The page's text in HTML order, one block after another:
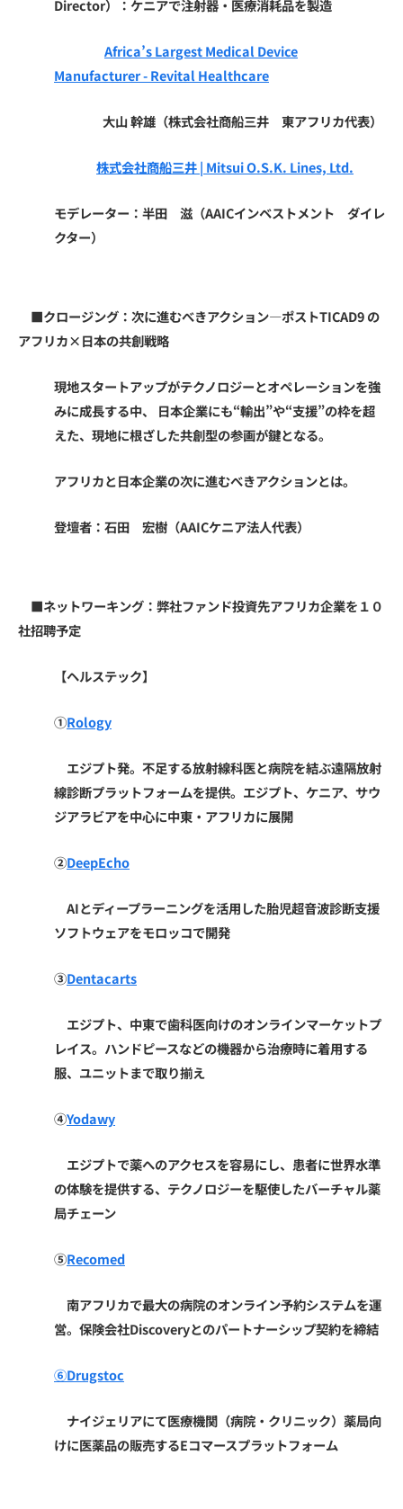
Director） ：ケニアで注射器・医療消耗品を製造
Africa’s Largest Medical Device
Manufacturer - Revital Healthcare
大山 幹雄（株式会社商船三井 東アフリカ代表）
株式会社商船三井 | Mitsui O.S.K. Lines, Ltd.
モデレーター：半田 滋（AAICインベストメント ダイレ
クター）
■クロージング：次に進むべきアクション—ポストTICAD9 の
アフリカ×日本の共創戦略
現地スタートアップがテクノロジーとオペレーションを強
みに成長する中、 日本企業にも“輸出”や“支援”の枠を超
えた、現地に根ざした共創型の参画が鍵となる。
アフリカと日本企業の次に進むべきアクションとは。
登壇者：石田 宏樹（AAICケニア法人代表）
■ネットワーキング：弊社ファンド投資先アフリカ企業を１０
社招聘予定
【ヘルステック】
①Rology
エジプト発。不足する放射線科医と病院を結ぶ遠隔放射
線診断プラットフォームを提供。エジプト、ケニア、サウ
ジアラビアを中心に中東・アフリカに展開
②DeepEcho
AIとディープラーニングを活用した胎児超音波診断支援
ソフトウェアをモロッコで開発
③Dentacarts
エジプト、中東で歯科医向けのオンラインマーケットプ
レイス。ハンドピースなどの機器から治療時に着用する
服、ユニットまで取り揃え
④Yodawy
エジプトで薬へのアクセスを容易にし、患者に世界水準
の体験を提供する、テクノロジーを駆使したバーチャル薬
局チェーン
⑤Recomed
南アフリカで最大の病院のオンライン予約システムを運
営。保険会社Discoveryとのパートナーシップ契約を締結
⑥Drugstoc
ナイジェリアにて医療機関（病院・クリニック）薬局向
けに医薬品の販売するEコマースプラットフォーム